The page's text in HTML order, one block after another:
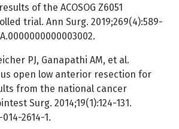
of the ACOSOG Z6051
trial. Ann Surg. 2019;269(4):589-
PJ, Ganapathi AM, et al.
open low anterior resection for
from the national cancer
Surg. 2014;19(1):124-131.
2614-1.